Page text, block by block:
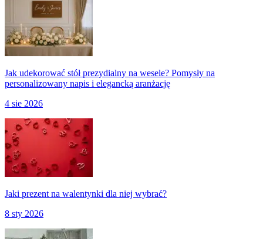
Jak udekorować stół prezydialny na wesele? Pomysły na
personalizowany napis i elegancką aranżację
4 sie 2026
Jaki prezent na walentynki dla niej wybrać?
8 sty 2026